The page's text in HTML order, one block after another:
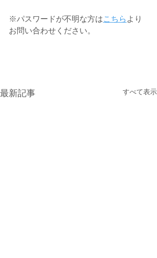
※パスワードが不明な方はこちら より
お問い合わせください。
最新記事 すべて表示